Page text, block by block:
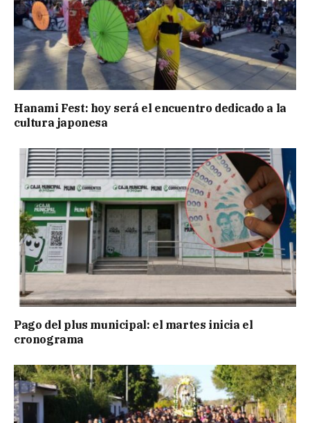
Hanami Fest: hoy será el encuentro dedicado a la
cultura japonesa
Pago del plus municipal: el martes inicia el
cronograma